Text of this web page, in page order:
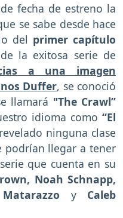
fecha de estreno la
se sabe desde hace
del primer capítulo
de la exitosa serie de
a una imagen
Duffer, se conoció
llamará "The Crawl”
idioma como “El
ninguna clase
podrían llegar a tener
que cuenta en su
Noah Schnapp,
yCaleb